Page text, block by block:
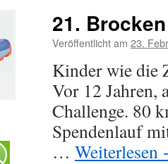
21.
Veröffentlicht am 23.
Kinder wie die
Vor 12 Jahren,
Challenge. 80
Spendenlauf
… Weiterlesen